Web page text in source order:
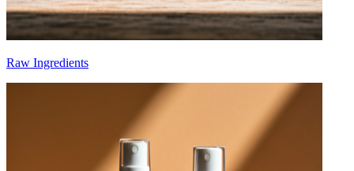
Raw Ingredients